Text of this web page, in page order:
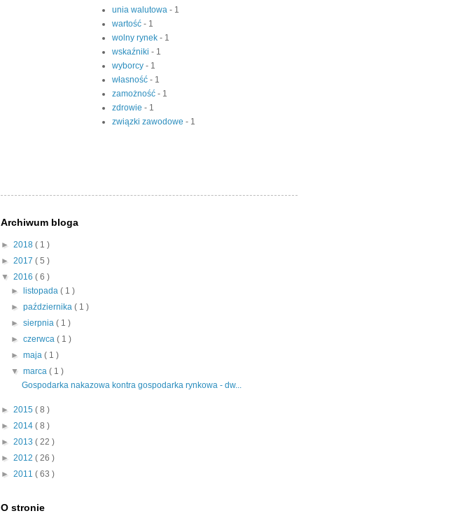
unia walutowa - 1
wartość - 1
wolny rynek - 1
wskaźniki - 1
wyborcy - 1
własność - 1
zamożność - 1
zdrowie - 1
związki zawodowe - 1
Archiwum bloga
► 2018 ( 1 )
► 2017 ( 5 )
▼ 2016 ( 6 )
►
listopada( 1 )
►października( 1 )
►sierpnia( 1 )
►czerwca( 1 )
►maja( 1 )
▼marca( 1 )
Gospodarka nakazowa kontra gospodarka rynkowa - dw...
► 2015 ( 8 )
► 2014 ( 8 )
► 2013 ( 22 )
► 2012 ( 26 )
► 2011 ( 63 )
O stronie